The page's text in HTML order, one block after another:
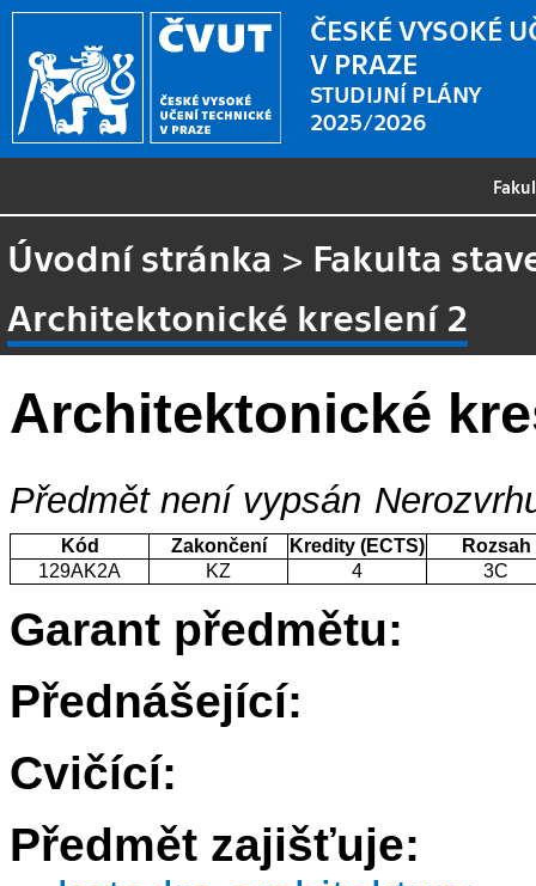
ČESKÉ VYSOKÉ
V PRAZE
STUDIJNÍ PLÁNY
2025/2026
Úvodní stránka > Fakulta
Architektonické kreslení 2
Architektonické
Předmět není vypsán
Kód Zakončení Kredity (ECTS)
Rozsah
129AK2A
KZ 4 3C
Garant předmětu:
Přednášející:
Cvičící:
Předmět zajišťuje: